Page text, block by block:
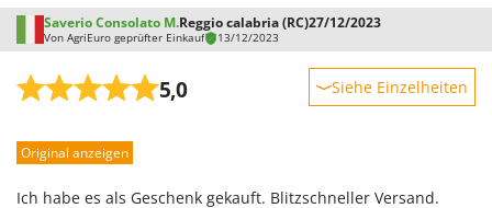
praktisches Detail: Die Höhe von Knethaken, Schneebesen
und Rührbesen lässt sich feinjustieren, sodass sie nah an der
Schüssel bleiben.
Saverio Consolato M.Reggio calabria (RC)27/12/2023
Von AgriEuro geprüfter Einkauf 13/12/2023
5,0 Siehe Einzelheiten
Leistung
Original anzeigen
Ich habe es als Geschenk gekauft. Blitzschneller Versand.